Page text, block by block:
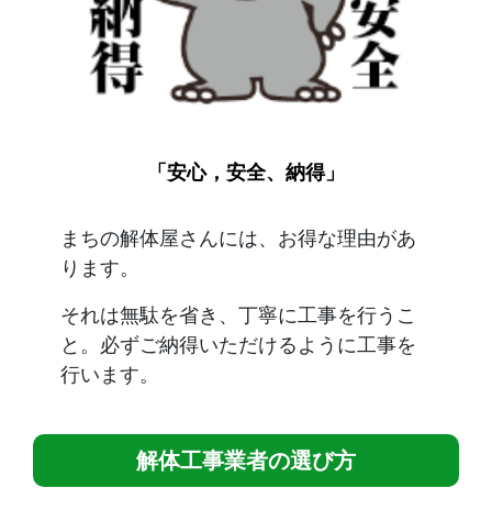
「安心，安全、納得」
まちの解体屋さんには、お得な理由があ
ります。
それは無駄を省き、丁寧に工事を行うこ
と。必ずご納得いただけるように工事を
行います。
解体工事業者の選び方